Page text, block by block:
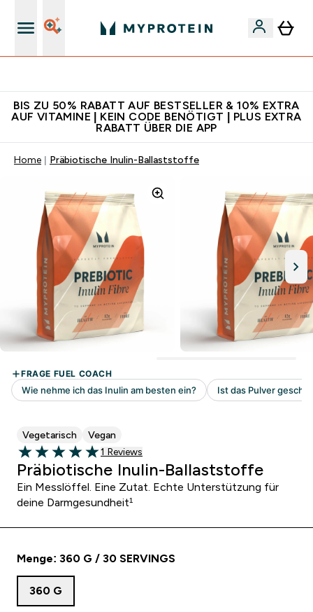
BIS ZU 50% RABATT AUF BESTSELLER & 10% EXTRA
AUF VITAMINE | KEIN CODE BENÖTIGT | PLUS EXTRA
RABATT ÜBER DIE APP
Home Präbiotische Inulin-Ballaststoffe
Vegetarisch Vegan
5 out of 5 stars
1 customer reviews
1 Reviews
Präbiotische Inulin-Ballaststoffe
Ein Messlöffel. Eine Zutat. Echte Unterstützung für
deine Darmgesundheit¹
Menge: 360 G / 30 SERVINGS
360 G